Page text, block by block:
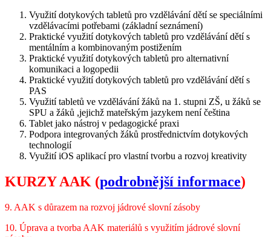
Využití dotykových tabletů pro vzdělávání dětí se speciálními
vzdělávacími potřebami (základní seznámení)
Praktické využití dotykových tabletů pro vzdělávání dětí s
mentálním a kombinovaným postižením
Praktické využití dotykových tabletů pro alternativní
komunikaci a logopedii
Praktické využití dotykových tabletů pro vzdělávání dětí s
PAS
Využití tabletů ve vzdělávání žáků na 1. stupni ZŠ, u žáků se
SPU a žáků ,jejichž mateřským jazykem není čeština
Tablet jako nástroj v pedagogické praxi
Podpora integrovaných žáků prostřednictvím dotykových
technologií
Využití iOS aplikací pro vlastní tvorbu a rozvoj kreativity
KURZY AAK (podrobnější informace)
9. AAK s důrazem na rozvoj jádrové slovní zásoby
10. Úprava a tvorba AAK materiálů s využitím jádrové slovní